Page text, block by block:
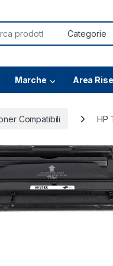
Marche Area
Compatibili HP